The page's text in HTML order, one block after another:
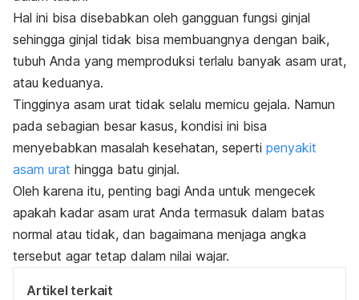
Hal ini bisa disebabkan oleh gangguan fungsi ginjal
sehingga ginjal tidak bisa membuangnya dengan baik,
tubuh Anda yang memproduksi terlalu banyak asam urat,
atau keduanya.
Tingginya asam urat tidak selalu memicu gejala. Namun
pada sebagian besar kasus, kondisi ini bisa
menyebabkan masalah kesehatan, seperti penyakit
asam urat hingga batu ginjal.
Oleh karena itu, penting bagi Anda untuk mengecek
apakah kadar asam urat Anda termasuk dalam batas
normal atau tidak, dan bagaimana menjaga angka
tersebut agar tetap dalam nilai wajar.
Artikel terkait